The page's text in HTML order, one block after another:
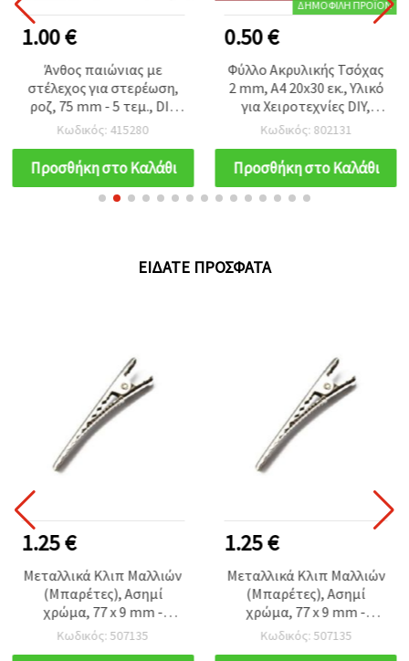
1.00 €
Άνθος παιώνιας με
στέλεχος για στερέωση,
ροζ, 75 mm - 5 τεμ., DIY
λουλούδια χειροτεχνίας
Κωδικός: 415280
Προσθήκη στο Καλάθι
ΔΗΜΟΦΙΛΉ ΠΡΟΪΌΝ
0.50 €
Φύλλο Ακρυλικής Τσόχας
2 mm, A4 20x30 εκ., Υλικό
για Χειροτεχνίες DIY,
Κόκκινο - 1 τεμ.
Κωδικός: 802131
Προσθήκη στο Καλάθι
ΕΊΔΑΤΕ ΠΡΌΣΦΑΤΑ
1.25 €
Μεταλλικά Κλιπ Μαλλιών
(Μπαρέτες), Ασημί
χρώμα, 77 x 9 mm -
Συσκευασία 10 τεμ.
Κωδικός: 507135
1.25 €
Μεταλλικά Κλιπ Μαλλιών
(Μπαρέτες), Ασημί
χρώμα, 77 x 9 mm -
Συσκευασία 10 τεμ.
Κωδικός: 507135